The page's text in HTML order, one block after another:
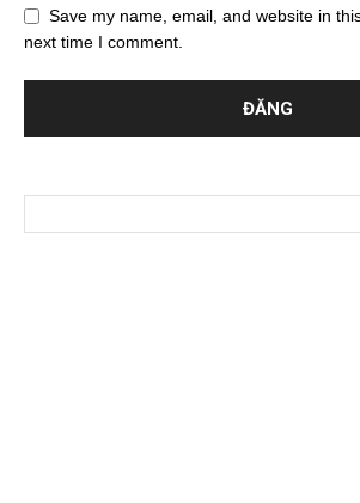
Save my name, email, and website in
next time I comment.